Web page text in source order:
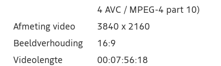
4 AVC / MPEG-4 part 10)
Afmeting video
3840 x 2160
Beeldverhouding
16:9
Videolengte
00:07:56:18